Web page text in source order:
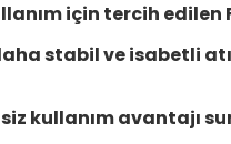
için tercih edilen
stabil ve isabetli
kullanım avantajı